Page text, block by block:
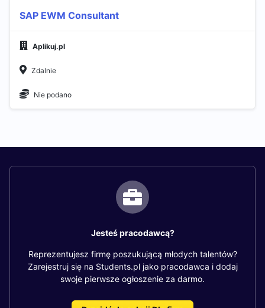
SAP EWM Consultant
Aplikuj.pl
Zdalnie
Nie podano
Jesteś pracodawcą?
Reprezentujesz firmę poszukującą młodych talentów?
Zarejestruj się na Students.pl jako pracodawca i dodaj
swoje pierwsze ogłoszenie za darmo.